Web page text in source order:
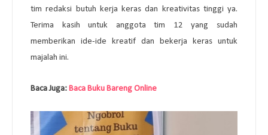
tim redaksi butuh kerja keras dan kreativitas tinggi ya.
Terima kasih untuk anggota tim 12 yang sudah
memberikan ide-ide kreatif dan bekerja keras untuk
majalah ini.
Baca Juga: Baca Buku Bareng Online